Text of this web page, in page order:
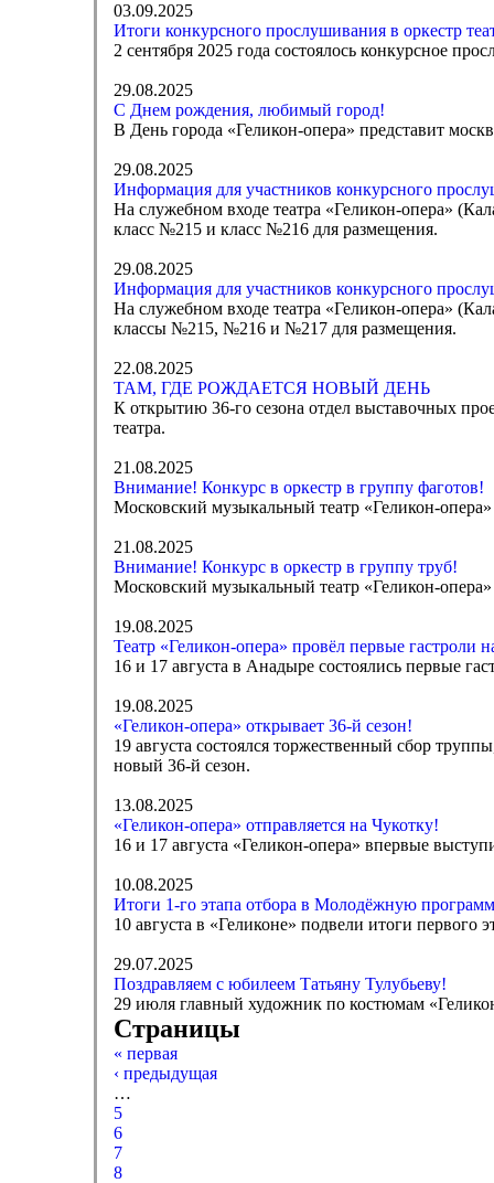
03.09.2025
Итоги конкурсного прослушивания в оркестр
2 сентября 2025 года состоялось конкурсное
29.08.2025
С Днем рождения, любимый город!
В День города «Геликон-опера» представит
29.08.2025
Информация для участников конкурсного
На служебном входе театра «Геликон-опера»
класс №215 и класс №216 для размещения.
29.08.2025
Информация для участников конкурсного
На служебном входе театра «Геликон-опера»
классы №215, №216 и №217 для размещения.
22.08.2025
ТАМ, ГДЕ РОЖДАЕТСЯ НОВЫЙ ДЕНЬ
К открытию 36-го сезона отдел выставочных
театра.
21.08.2025
Внимание! Конкурс в оркестр в группу фаготов!
Московский музыкальный театр «Геликон-
21.08.2025
Внимание! Конкурс в оркестр в группу труб!
Московский музыкальный театр «Геликон-
19.08.2025
Театр «Геликон-опера» провёл первые гастроли
16 и 17 августа в Анадыре состоялись первые
19.08.2025
«Геликон-опера» открывает 36-й сезон!
19 августа состоялся торжественный сбор
новый 36-й сезон.
13.08.2025
«Геликон-опера» отправляется на Чукотку!
16 и 17 августа «Геликон-опера» впервые
10.08.2025
Итоги 1-го этапа отбора в Молодёжную
10 августа в «Геликоне» подвели итоги
29.07.2025
Поздравляем с юбилеем Татьяну Тулубьеву!
29 июля главный художник по костюмам
Страницы
« первая
‹ предыдущая
…
5
6
7
8